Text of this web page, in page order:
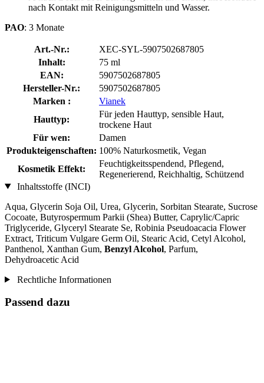
nach Kontakt mit Reinigungsmitteln und Wasser.
PAO: 3 Monate
Art.-Nr.:
XEC-SYL-5907502687805
Inhalt:
75 ml
EAN:
5907502687805
Hersteller-Nr.:
5907502687805
Marken :
Vianek
Hauttyp:
Für jeden Hauttyp, sensible Haut,
trockene Haut
Für wen:
Damen
Produkteigenschaften: 100% Naturkosmetik, Vegan
Kosmetik Effekt:
Feuchtigkeitsspendend, Pflegend,
Regenerierend, Reichhaltig, Schützend
Inhaltsstoffe (INCI)
Aqua, Glycerin Soja Oil, Urea, Glycerin, Sorbitan Stearate, Sucrose
Cocoate, Butyrospermum Parkii (Shea) Butter, Caprylic/Capric
Triglyceride, Glyceryl Stearate Se, Robinia Pseudoacacia Flower
Extract, Triticum Vulgare Germ Oil, Stearic Acid, Cetyl Alcohol,
Panthenol, Xanthan Gum, Benzyl Alcohol, Parfum,
Dehydroacetic Acid
Rechtliche Informationen
Passend dazu